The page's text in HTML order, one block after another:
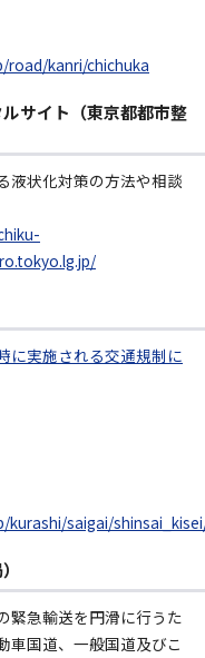
kanri/chichuka
サイト（東京都都市整
液状化対策の方法や相談
に実施される交通規制に
saigai/
緊急輸送を円滑に行うた
車国道、一般国道及びこ